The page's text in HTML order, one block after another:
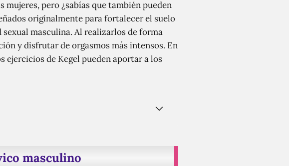
pero ¿sabías que también pueden
originalmente para fortalecer el suelo
masculina. Al realizarlos de forma
y disfrutar de orgasmos más intensos. En
de Kegel pueden aportar a los
masculino